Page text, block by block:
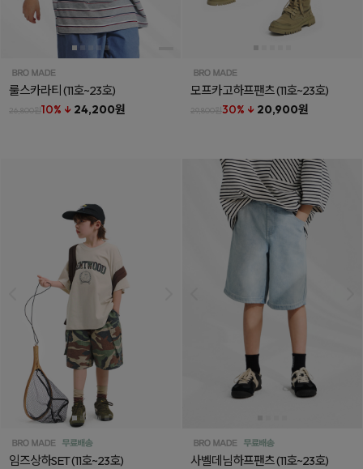
룰스카라티(11호~23호)
26,800원10% ↓ 24,200원
모프카고하프팬츠(11호~23호)
29,800원30% ↓ 20,900원
임즈상하SET(11호~23호) 사벨데님하프팬츠(11호~23호)